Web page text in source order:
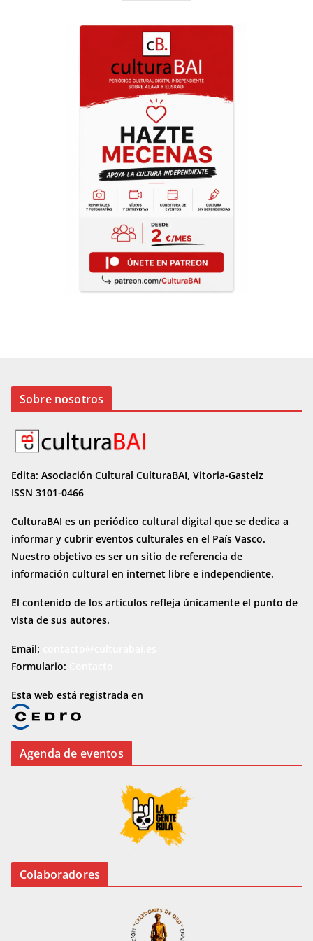
Sobre nosotros
Edita: Asociación Cultural CulturaBAI, Vitoria-Gasteiz
ISSN 3101-0466
CulturaBAI es un periódico cultural digital que se dedica a
informar y cubrir eventos culturales en el País Vasco.
Nuestro objetivo es ser un sitio de referencia de
información cultural en internet libre e independiente.
El contenido de los artículos refleja únicamente el punto de
vista de sus autores.
Email:
Formulario:
Esta web está registrada en
Agenda de eventos
Colaboradores